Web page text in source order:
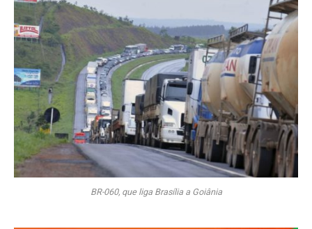
BR-060, que liga Brasília a Goiânia